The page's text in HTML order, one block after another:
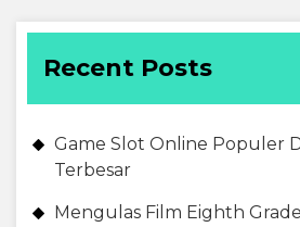
Recent Posts
Game Slot Online Populer
Terbesar
Mengulas Film Eighth